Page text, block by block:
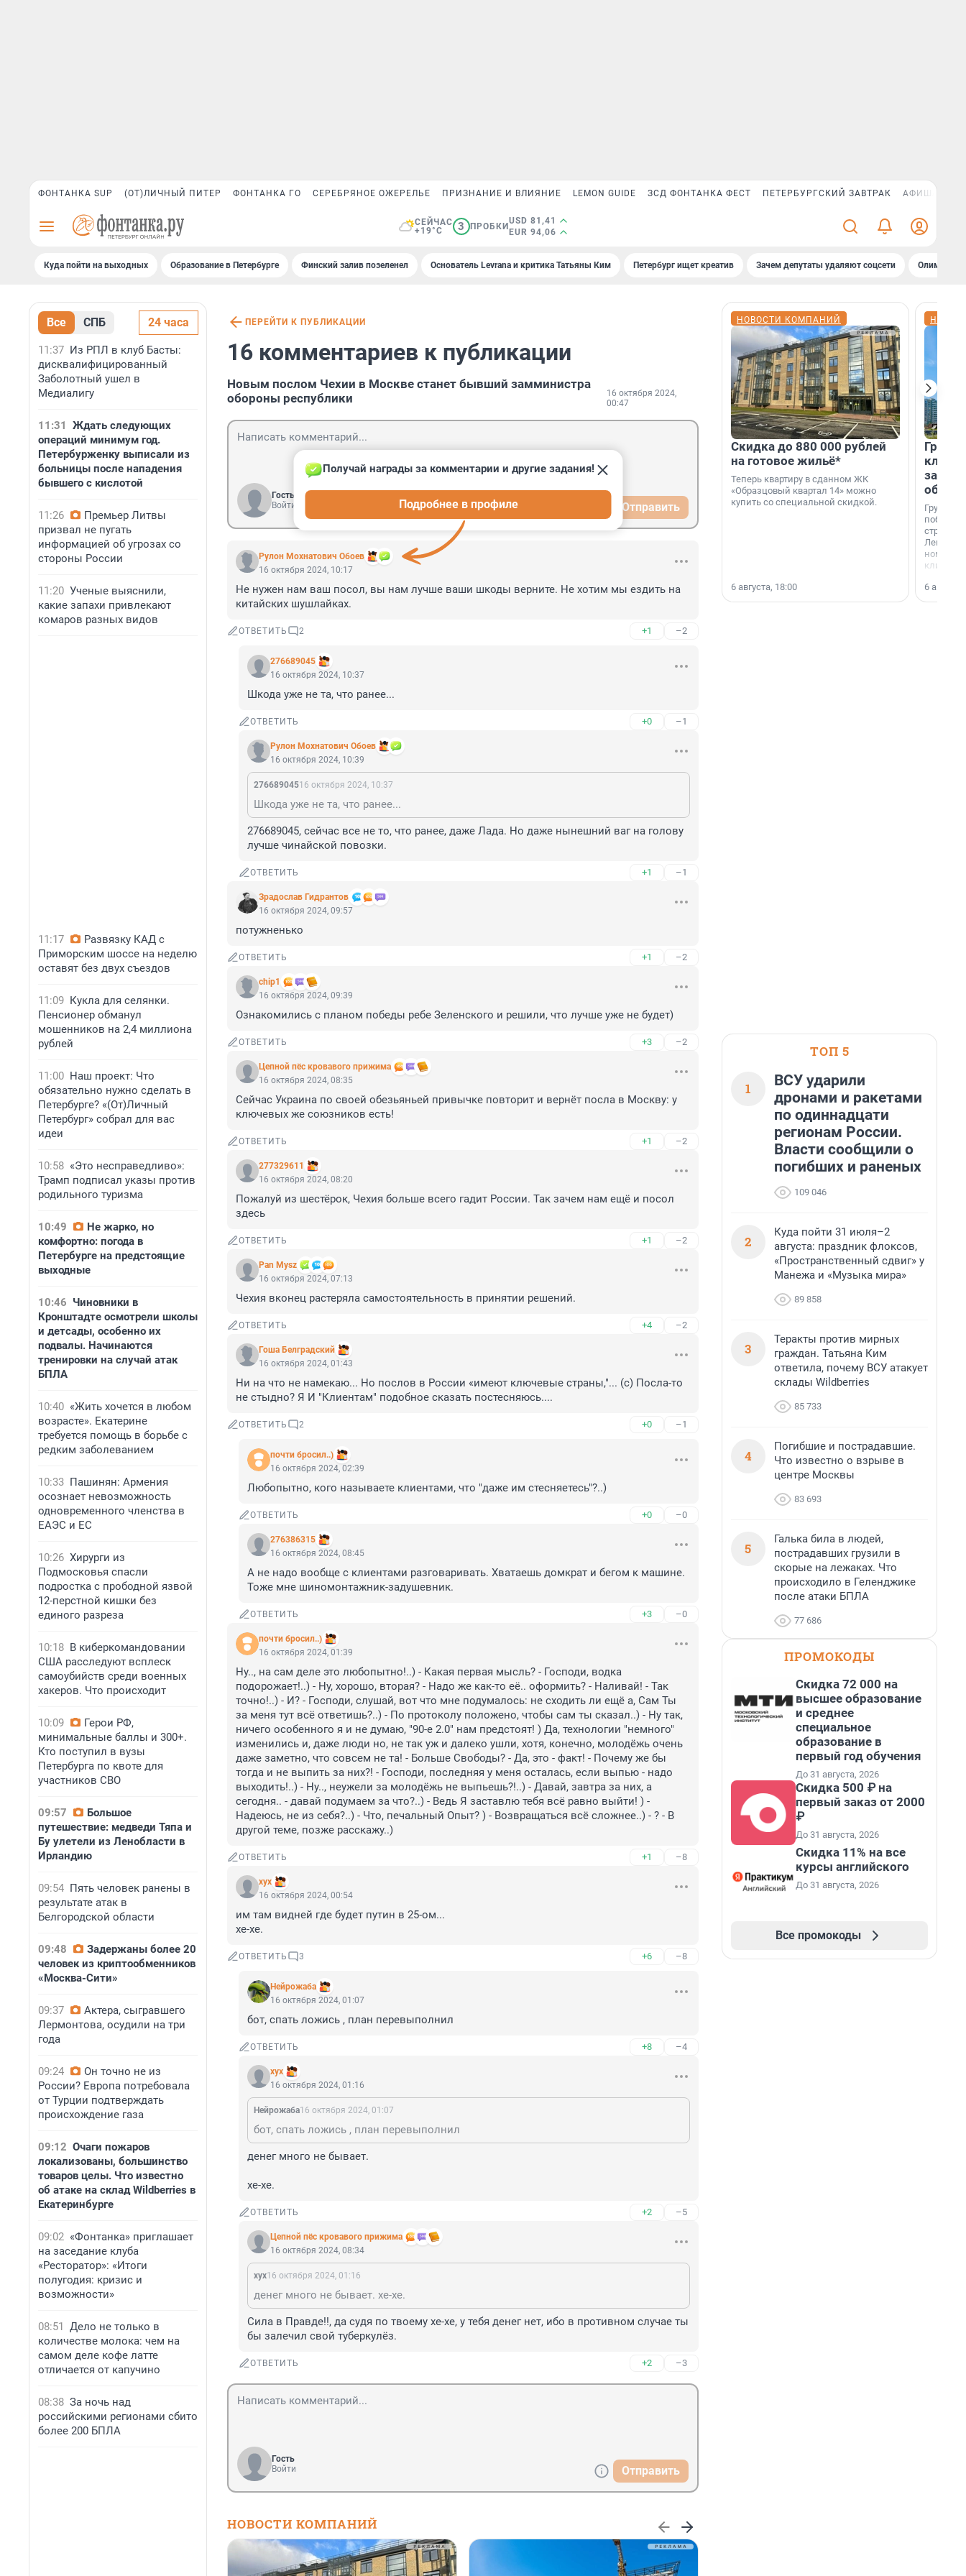
ФОНТАНКА SUP (ОТ)ЛИЧНЫЙ ПИТЕР ФОНТАНКА ГО СЕРЕБРЯНОЕ ОЖЕРЕЛЬЕ ПРИЗНАНИЕ И ВЛИЯНИЕ LEMON GUIDE ЗСД ФОНТАНКА ФЕСТ ПЕТЕРБУРГСКИЙ ЗАВТРАК АФИША PLUS
СЕЙЧАС
+19°C
3 ПРОБКИ
USD 81,41
EUR 94,06
Куда пойти на выходных Образование в Петербурге Финский залив позеленел Основатель Levrana и критика Татьяны Ким Петербург ищет креатив Зачем депутаты удаляют соцсети
Все СПБ 24 часа
11:37 Из РПЛ в клуб Басты:
дисквалифицированный
Заболотный ушел в
Медиалигу
11:31
Ждать следующих
операций минимум год.
Петербурженку выписали из
больницы после нападения
бывшего с кислотой
11:26
Премьер Литвы
призвал не пугать
информацией об угрозах со
стороны России
11:20 Ученые выяснили,
какие запахи привлекают
комаров разных видов
11:17
Развязку КАД с
Приморским шоссе на неделю
оставят без двух съездов
11:09 Кукла для селянки.
Пенсионер обманул
мошенников на 2,4 миллиона
рублей
11:00 Наш проект: Что
обязательно нужно сделать в
Петербурге? «(От)Личный
Петербург» собрал для вас
идеи
10:58 «Это несправедливо»:
Трамп подписал указы против
родильного туризма
10:49
Не жарко, но
комфортно: погода в
Петербурге на предстоящие
выходные
10:46 Чиновники в
Кронштадте осмотрели школы
и детсады, особенно их
подвалы. Начинаются
тренировки на случай атак
БПЛА
10:40 «Жить хочется в любом
возрасте». Екатерине
требуется помощь в борьбе с
редким заболеванием
10:33 Пашинян: Армения
осознает невозможность
одновременного членства в
ЕАЭС и ЕС
10:26 Хирурги из
Подмосковья спасли
подростка с прободной язвой
12-перстной кишки без
единого разреза
10:18 В киберкомандовании
США расследуют всплеск
самоубийств среди военных
хакеров. Что происходит
10:09
Герои РФ,
минимальные баллы и 300+.
Кто поступил в вузы
Петербурга по квоте для
участников СВО
09:57
Большое
путешествие: медведи Тяпа и
Бу улетели из Ленобласти в
Ирландию
09:54 Пять человек ранены в
результате атак в
Белгородской области
09:48
Задержаны более 20
человек из криптообменников
«Москва-Сити»
09:37
Актера, сыгравшего
Лермонтова, осудили на три
года
09:24
Он точно не из
России? Европа потребовала
от Турции подтверждать
происхождение газа
09:12 Очаги пожаров
локализованы, большинство
товаров целы. Что известно
об атаке на склад Wildberries в
Екатеринбурге
09:02 «Фонтанка» приглашает
на заседание клуба
«Ресторатор»: «Итоги
полугодия: кризис и
возможности»
08:51 Дело не только в
количестве молока: чем на
самом деле кофе латте
отличается от капучино
08:38 За ночь над
российскими регионами сбито
более 200 БПЛА
ПЕРЕЙТИ К ПУБЛИКАЦИИ
16 комментариев к публикации
Новым послом Чехии в Москве станет бывший замминистра
обороны республики
16 октября 2024,
00:47
Гость
Войти
Отправить
Рулон Мохнатович Обоев
Получай награды за комментарии и другие задания!
Подробнее в профиле
16 октября 2024, 10:17
Не нужен нам ваш посол, вы нам лучше ваши шкоды верните. Не хотим мы ездить на
китайских шушлайках.
ОТВЕТИТЬ 2 +1 –2
276689045
16 октября 2024, 10:37
Шкода уже не та, что ранее...
ОТВЕТИТЬ +0 –1
Рулон Мохнатович Обоев
16 октября 2024, 10:39
27668904516 октября 2024, 10:37
Шкода уже не та, что ранее...
276689045, сейчас все не то, что ранее, даже Лада. Но даже нынешний ваг на голову
лучше чинайской повозки.
ОТВЕТИТЬ +1 –1
Зрадослав Гидрантов
16 октября 2024, 09:57
потужненько
ОТВЕТИТЬ +1 –2
chip1
16 октября 2024, 09:39
Ознакомились с планом победы ребе Зеленского и решили, что лучше уже не будет)
ОТВЕТИТЬ +3 –2
Цепной пёс кровавого прижима
16 октября 2024, 08:35
Сейчас Украина по своей обезьяньей привычке повторит и вернёт посла в Москву: у
ключевых же союзников есть!
ОТВЕТИТЬ +1 –2
277329611
16 октября 2024, 08:20
Пожалуй из шестёрок, Чехия больше всего гадит России. Так зачем нам ещё и посол
здесь
ОТВЕТИТЬ +1 –2
Pan Mysz
16 октября 2024, 07:13
Чехия вконец растеряла самостоятельность в принятии решений.
ОТВЕТИТЬ +4 –2
Гоша Белградский
16 октября 2024, 01:43
Ни на что не намекаю... Но послов в России «имеют ключевые страны,"... (с) Посла-то
не стыдно? Я И "Клиентам" подобное сказать постесняюсь....
ОТВЕТИТЬ 2 +0 –1
почти бросил..)
16 октября 2024, 02:39
Любопытно, кого называете клиентами, что "даже им стесняетесь"?..)
ОТВЕТИТЬ +0 –0
276386315
16 октября 2024, 08:45
А не надо вообще с клиентами разговаривать. Хватаешь домкрат и бегом к машине.
Тоже мне шиномонтажник-задушевник.
ОТВЕТИТЬ +3 –0
почти бросил..)
16 октября 2024, 01:39
Ну.., на сам деле это любопытно!..) - Какая первая мысль? - Господи, водка
подорожает!..) - Ну, хорошо, вторая? - Надо же как-то её.. оформить? - Наливай! - Так
точно!..) - И? - Господи, слушай, вот что мне подумалось: не сходить ли ещё а, Сам Ты
за меня тут всё ответишь?..) - По протоколу положено, чтобы сам ты сказал..) - Ну так,
ничего особенного я и не думаю, "90-е 2.0" нам предстоят! ) Да, технологии "немного"
изменились и, даже люди но, не так уж и далеко ушли, хотя, конечно, молодёжь очень
даже заметно, что совсем не та! - Больше Свободы? - Да, это - факт! - Почему же бы
тогда и не выпить за них?! - Господи, последняя у меня осталась, если выпью - надо
выходить!..) - Ну.., неужели за молодёжь не выпьешь?!..) - Давай, завтра за них, а
сегодня.. - давай подумаем за что?..) - Ведь Я заставлю тебя всё равно выйти! ) -
Надеюсь, не из себя?..) - Что, печальный Опыт? ) - Возвращаться всё сложнее..) - ? - В
другой теме, позже расскажу..)
ОТВЕТИТЬ +1 –8
хух
16 октября 2024, 00:54
им там видней где будет путин в 25-ом...
хе-хе.
ОТВЕТИТЬ 3 +6 –8
Нейрожаба
16 октября 2024, 01:07
бот, спать ложись , план перевыполнил
ОТВЕТИТЬ +8 –4
хух
16 октября 2024, 01:16
Нейрожаба16 октября 2024, 01:07
бот, спать ложись , план перевыполнил
денег много не бывает.
хе-хе.
ОТВЕТИТЬ +2 –5
Цепной пёс кровавого прижима
16 октября 2024, 08:34
хух16 октября 2024, 01:16
денег много не бывает. хе-хе.
Сила в Правде!!, да судя по твоему хе-хе, у тебя денег нет, ибо в противном случае ты
бы залечил свой туберкулёз.
ОТВЕТИТЬ +2 –3
Гость
Войти
Отправить
НОВОСТИ КОМПАНИЙ
НОВОСТИ КОМПАНИЙ
Скидка до 880 000 рублей
на готовое жильё*
Теперь квартиру в сданном ЖК
«Образцовый квартал 14» можно
купить со специальной скидкой.
6 августа, 18:00
Группа
области».
6
ТОП 5
1
ВСУ ударили
дронами и ракетами
по одиннадцати
регионам России.
Власти сообщили о
погибших и раненых
109 046
2
Куда пойти 31 июля–2
августа: праздник флоксов,
«Пространственный сдвиг» у
Манежа и «Музыка мира»
89 858
3
Теракты против мирных
граждан. Татьяна Ким
ответила, почему ВСУ атакует
склады Wildberries
85 733
4
Погибшие и пострадавшие.
Что известно о взрыве в
центре Москвы
83 693
5
Галька била в людей,
пострадавших грузили в
скорые на лежаках. Что
происходило в Геленджике
после атаки БПЛА
77 686
ПРОМОКОДЫ
Скидка 72 000 на
высшее образование
и среднее
специальное
образование в
первый год обучения
До 31 августа, 2026
Скидка 500 ₽ на
первый заказ от 2000
₽
До 31 августа, 2026
Скидка 11% на все
курсы английского
До 31 августа, 2026
Все промокоды